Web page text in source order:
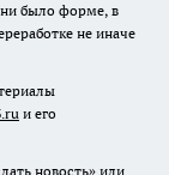
было форме, в
не иначе
и его
новость» или